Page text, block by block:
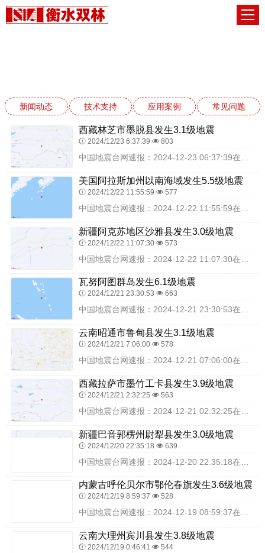
新闻动态 技术支持 应用案例 常见问题
西藏林芝市墨脱县发生3.1级地震
2024/12/23 6:37:39 803
美国阿拉斯加州以南海域发生5.5级地震
2024/12/22 11:55:59 577
新疆阿克苏地区沙雅县发生3.0级地震
2024/12/22 11:07:30 573
瓦努阿图群岛发生6.1级地震
2024/12/21 23:30:53 663
中国地震台网速报：2024-12-21 23:30:53在瓦努阿图群岛（北纬-17.75度，东经167.95度）发生6.1级地震，震源深度50千米，最终结果以实...
云南昭通市鲁甸县发生3.1级地震
2024/12/21 7:06:00 578
西藏拉萨市墨竹工卡县发生3.9级地震
2024/12/21 2:32:25 563
新疆巴音郭楞州尉犁县发生3.0级地震
2024/12/20 22:35:18 639
内蒙古呼伦贝尔市鄂伦春旗发生3.6级地震
2024/12/19 8:59:37 528
中国地震台网速报：2024-12-19 08:59:37在内蒙古呼伦贝尔市鄂伦春旗（北纬49.93度，东经123.17度）发生3.6级地震，震源深度18千米，最...
云南大理州宾川县发生3.8级地震
2024/12/19 0:46:41 544